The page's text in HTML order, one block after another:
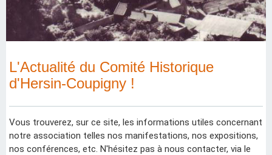
L'Actualité du Comité Historique
d'Hersin-Coupigny !
Vous trouverez, sur ce site, les informations utiles concernant
notre association telles nos manifestations, nos expositions,
nos conférences, etc. N'hésitez pas à nous contacter, via le